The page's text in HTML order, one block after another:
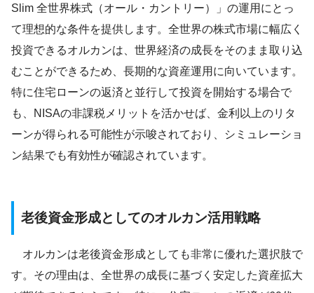
Slim 全世界株式（オール・カントリー）」の運用にとっ
て理想的な条件を提供します。全世界の株式市場に幅広く
投資できるオルカンは、世界経済の成長をそのまま取り込
むことができるため、長期的な資産運用に向いています。
特に住宅ローンの返済と並行して投資を開始する場合で
も、NISAの非課税メリットを活かせば、金利以上のリタ
ーンが得られる可能性が示唆されており、シミュレーショ
ン結果でも有効性が確認されています。
老後資金形成としてのオルカン活用戦略
オルカンは老後資金形成としても非常に優れた選択肢で
す。その理由は、全世界の成長に基づく安定した資産拡大